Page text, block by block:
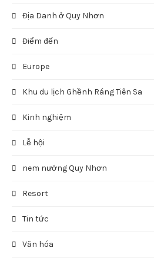
Địa Danh ở Quy Nhơn
Điểm đến
Europe
Khu du lịch Ghềnh Ráng Tiên Sa
Kinh nghiệm
Lễ hội
nem nướng Quy Nhơn
Resort
Tin tức
Văn hóa